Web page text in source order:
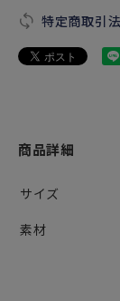
特定商取引
商品詳細
サイズ
素材